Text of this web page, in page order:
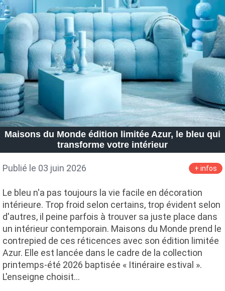
Maisons du Monde édition limitée Azur, le bleu qui
transforme votre intérieur
Publié le 03 juin 2026 + infos
Le bleu n'a pas toujours la vie facile en décoration
intérieure. Trop froid selon certains, trop évident selon
d'autres, il peine parfois à trouver sa juste place dans
un intérieur contemporain. Maisons du Monde prend le
contrepied de ces réticences avec son édition limitée
Azur. Elle est lancée dans le cadre de la collection
printemps-été 2026 baptisée « Itinéraire estival ».
L'enseigne choisit…